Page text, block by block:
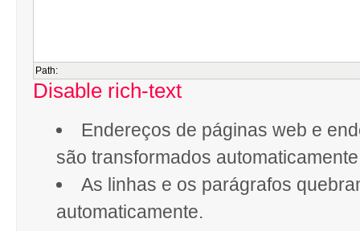
Path:
Disable rich-text
Endereços de páginas web e
são transformados
As linhas e os parágrafos
automaticamente.